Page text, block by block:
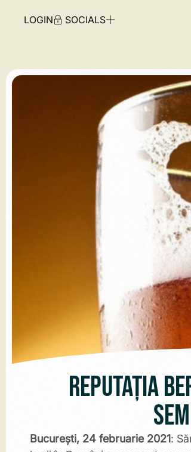
LOGIN SOCIALS
Reputația
București, 24 februarie 2021: